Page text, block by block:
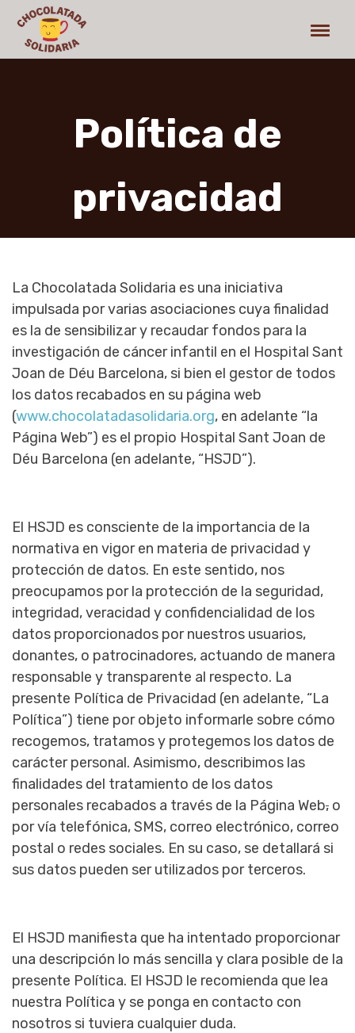
Política de
privacidad
La Chocolatada Solidaria es una iniciativa
impulsada por varias asociaciones cuya finalidad
es la de sensibilizar y recaudar fondos para la
investigación de cáncer infantil en el Hospital Sant
Joan de Déu Barcelona, si bien el gestor de todos
los datos recabados en su página web
(www.chocolatadasolidaria.org, en adelante “la
Página Web”) es el propio Hospital Sant Joan de
Déu Barcelona (en adelante, “HSJD”).
El HSJD es consciente de la importancia de la
normativa en vigor en materia de privacidad y
protección de datos. En este sentido, nos
preocupamos por la protección de la seguridad,
integridad, veracidad y confidencialidad de los
datos proporcionados por nuestros usuarios,
donantes, o patrocinadores, actuando de manera
responsable y transparente al respecto. La
presente Política de Privacidad (en adelante, “La
Política”) tiene por objeto informarle sobre cómo
recogemos, tratamos y protegemos los datos de
carácter personal. Asimismo, describimos las
finalidades del tratamiento de los datos
personales recabados a través de la Página Web, o
por vía telefónica, SMS, correo electrónico, correo
postal o redes sociales. En su caso, se detallará si
sus datos pueden ser utilizados por terceros.
El HSJD manifiesta que ha intentado proporcionar
una descripción lo más sencilla y clara posible de la
presente Política. El HSJD le recomienda que lea
nuestra Política y se ponga en contacto con
nosotros si tuviera cualquier duda.